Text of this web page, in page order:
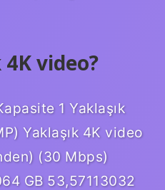
video?
1 Yaklaşık
Yaklaşık 4K video
(30 Mbps)
GB 53,57113032